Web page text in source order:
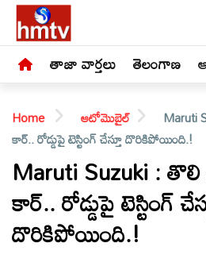
తాజా వార్తలు తెలంగాణ
LIVE
తాజా
Home ఆటోమొబైల్
Maruti
కార్.. రోడ్డుపై టెస్టింగ్ చేస్తూ దొరికిపోయింది.!
Maruti Suzuki : తొలి
కార్.. రోడ్డుపై టెస్టింగ్
దొరికిపోయింది.!